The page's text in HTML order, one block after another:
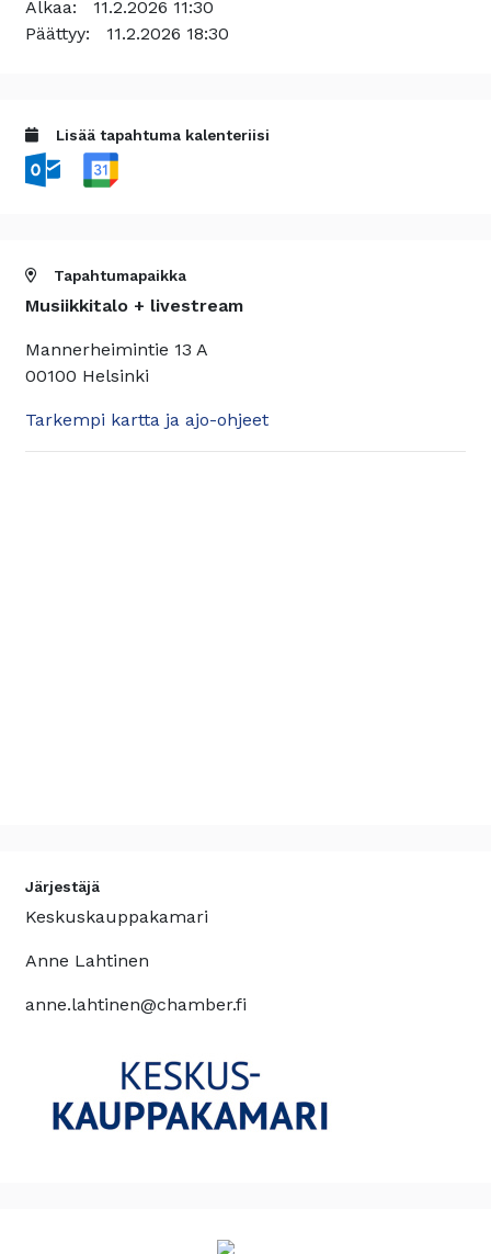
Alkaa: 11.2.2026 11:30
Päättyy: 11.2.2026 18:30
Lisää tapahtuma kalenteriisi
Tapahtumapaikka
Musiikkitalo + livestream
Mannerheimintie 13 A
00100 Helsinki
Tarkempi kartta ja ajo-ohjeet
Järjestäjä
Keskuskauppakamari
Anne Lahtinen
anne.lahtinen@chamber.fi